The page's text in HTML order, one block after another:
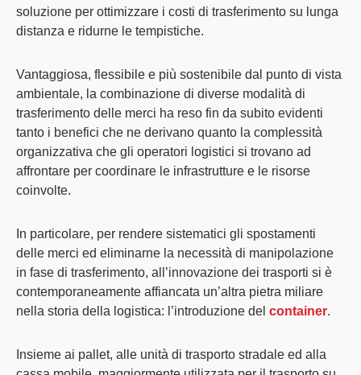
soluzione per ottimizzare i costi di trasferimento su lunga
distanza e ridurne le tempistiche.
Vantaggiosa, flessibile e più sostenibile dal punto di vista
ambientale, la combinazione di diverse modalità di
trasferimento delle merci ha reso fin da subito evidenti
tanto i benefici che ne derivano quanto la complessità
organizzativa che gli operatori logistici si trovano ad
affrontare per coordinare le infrastrutture e le risorse
coinvolte.
In particolare, per rendere sistematici gli spostamenti
delle merci ed eliminarne la necessità di manipolazione
in fase di trasferimento, all’innovazione dei trasporti si è
contemporaneamente affiancata un’altra pietra miliare
nella storia della logistica: l’introduzione del container.
Insieme ai pallet, alle unità di trasporto stradale ed alla